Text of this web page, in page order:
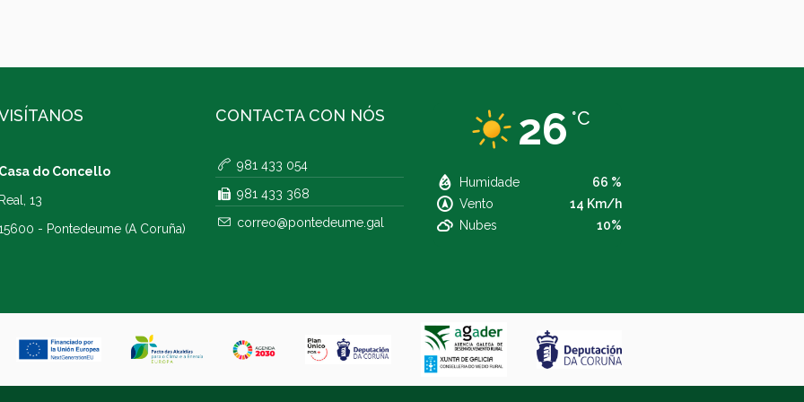
do Concello
13
- Pontedeume (A Coruña)
CONTACTA CON NÓS
981 433 054
981 433 368
correo@pontedeume.gal
26 °C
Humidade
66 %
Vento
14 Km/h
Nubes
10%